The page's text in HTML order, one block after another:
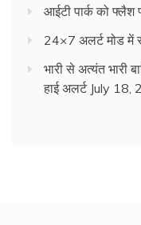
आईटी पार्क को फ्लैश
24×7 अलर्ट मोड में
भारी से अत्यंत भारी
हाई अलर्ट July 18,